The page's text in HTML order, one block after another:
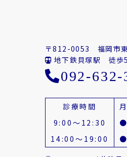
〒812-0053福岡市
地下鉄貝塚駅 徒歩
092-632-
診療時間 月
9:00～12:30
●
14:00～19:00
●